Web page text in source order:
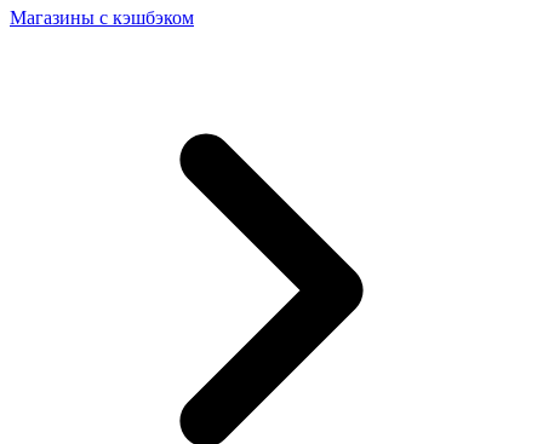
Магазины с кэшбэком